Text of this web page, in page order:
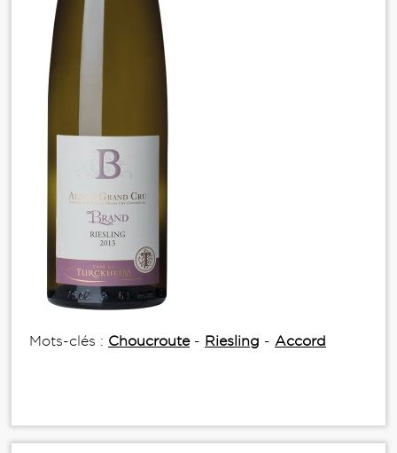
Mots-clés : Choucroute- Riesling - Accord